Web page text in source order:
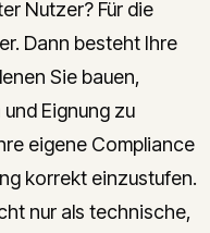
Nutzer? Für die
Dann besteht Ihre
Sie bauen,
Eignung zu
eigene Compliance
korrekt einzustufen.
nur als technische,